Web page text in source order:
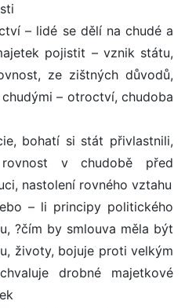
– lidé se dělí na chudé a
pojistit – vznik státu,
ze zištných důvodů,
– otroctví, chudoba
bohatí si stát přivlastnili,
v chudobě před
nastolení rovného vztahu
– li principy politického
?čím by smlouva měla být
životy, bojuje proti velkým
drobné majetkové